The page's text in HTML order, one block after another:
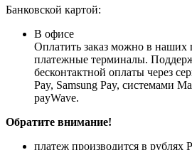
Банковской картой:
В офисе
Оплатить заказ можно в наших
платежные терминалы.
бесконтактной оплаты через
Pay, Samsung Pay, системами
payWave.
Обратите внимание!
платеж производится в рублях